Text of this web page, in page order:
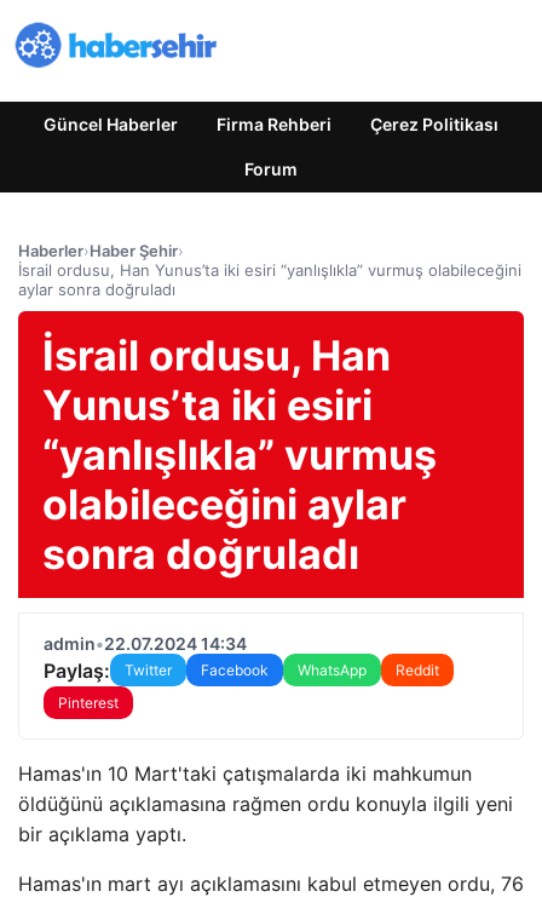
Güncel Haberler Firma Rehberi Çerez Politikası
Forum
Haberler›Haber Şehir›
İsrail ordusu, Han Yunus’ta iki esiri “yanlışlıkla” vurmuş olabileceğini
aylar sonra doğruladı
İsrail ordusu, Han
Yunus’ta iki esiri
“yanlışlıkla” vurmuş
olabileceğini aylar
sonra doğruladı
admin•22.07.2024 14:34
Paylaş: Twitter Facebook WhatsApp
Reddit
Pinterest
Hamas'ın 10 Mart'taki çatışmalarda iki mahkumun
öldüğünü açıklamasına rağmen ordu konuyla ilgili yeni
bir açıklama yaptı.
Hamas'ın mart ayı açıklamasını kabul etmeyen ordu, 76